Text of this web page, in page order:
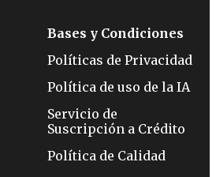
Bases y Condiciones
Políticas de Privacidad
Política de uso de la IA
Servicio de
Suscripción a Crédito
Política de Calidad